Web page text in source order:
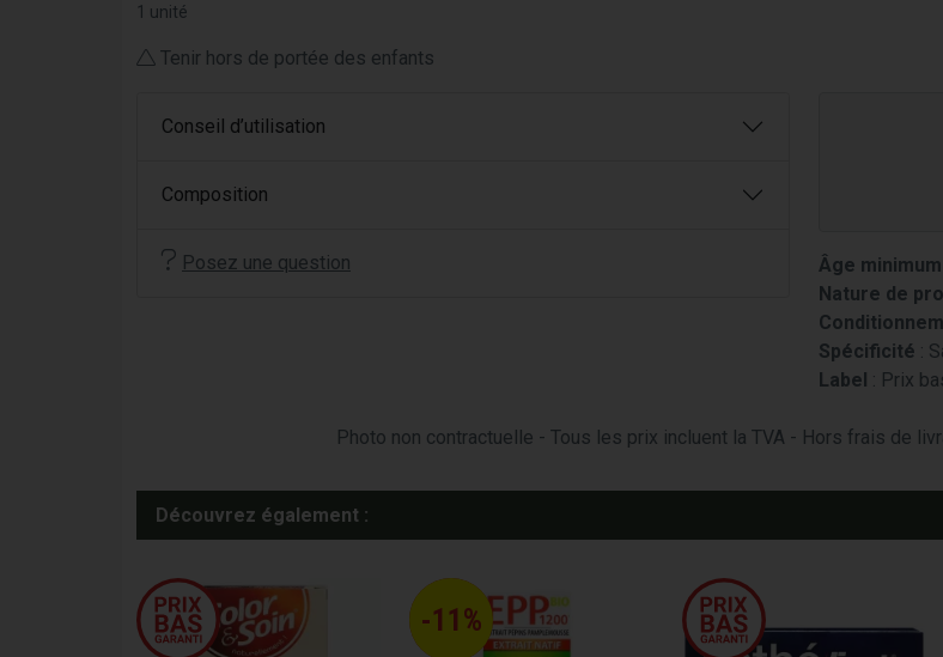
1 unité
Tenir hors de portée des enfants
Conseil d’utilisation
Composition
Posez une question Âge minimum
Nature de
Spécificité :
Label : Prix
Photo non contractuelle - Tous les prix incluent la TVA - Hors frais de
Découvrez également :
-11%